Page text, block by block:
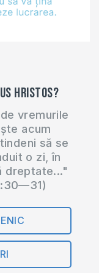
Hristos?
vremurile
acum
să se
o zi, în
dreptate..."